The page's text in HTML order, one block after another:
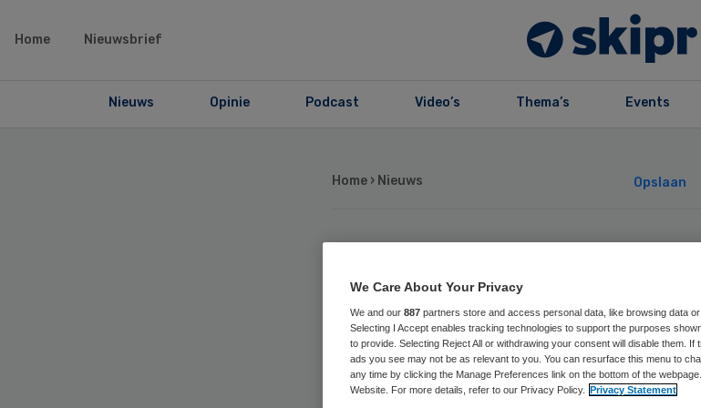
Home Nieuwsbrief
Nieuws Opinie Podcast Video’s Thema’s Events
Home › Nieuws Opslaan
Voorzitter
treedt terug
We Care About Your Privacy
We and our 887 partners store and access personal data, like browsing data
Selecting I Accept enables tracking technologies to support the purposes
to provide. Selecting Reject All or withdrawing your consent will disable them.
ads you see may not be as relevant to you. You can resurface this menu to
any time by clicking the Manage Preferences link on the bottom of the
Website. For more details, refer to our Privacy Policy. Privacy Statement